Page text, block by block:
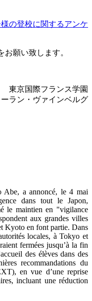
の登校に関するアンケ
お願い致します。
東京国際フランス学園
ラン・ヴァインベルグ
Abe, a annoncé, le 4 mai
dans tout le Japon,
le maintien en "vigilance
aux grandes villes
Kyoto en font partie. Dans
locales, à Tokyo et
fermées jusqu’à la fin
des élèves dans des
recommandations du
en vue d’une reprise
incluant une réduction